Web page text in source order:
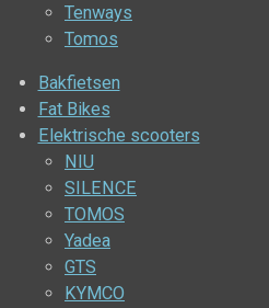
Tenways
Tomos
Bakfietsen
Fat Bikes
Elektrische scooters
NIU
SILENCE
TOMOS
Yadea
GTS
KYMCO